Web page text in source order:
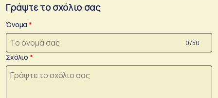
Γράψτε το σχόλιο σας
Όνομα
0 /50
Σχόλιο